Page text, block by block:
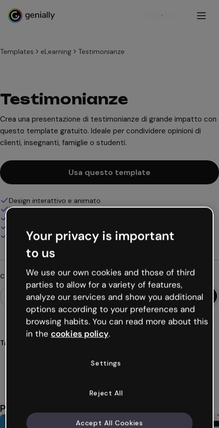
Registrati
Templates eLearning Testimonianze
Testimonianze
Crea una presentazione di testimonianze di grande impatto con
questo template gratuito. Ideale per condividere opinioni di
clienti, insegnanti, famiglie o studenti.
Usa questo template
Design interattivo e animato
100% personalizzabile
Scarica in PDF, MP4 e altri formati
Cerchi qualcosa di diverso?
Tags
Potrebbe piacerti anche
Your privacy is important
to us
We use our own cookies and those of third
parties to allow for a variety of features,
analyze our services and show you additional
options according to your preferences and
browsing habits. You can read more about this
in the cookies policy.
Settings
Reject All
Accept All Cookies